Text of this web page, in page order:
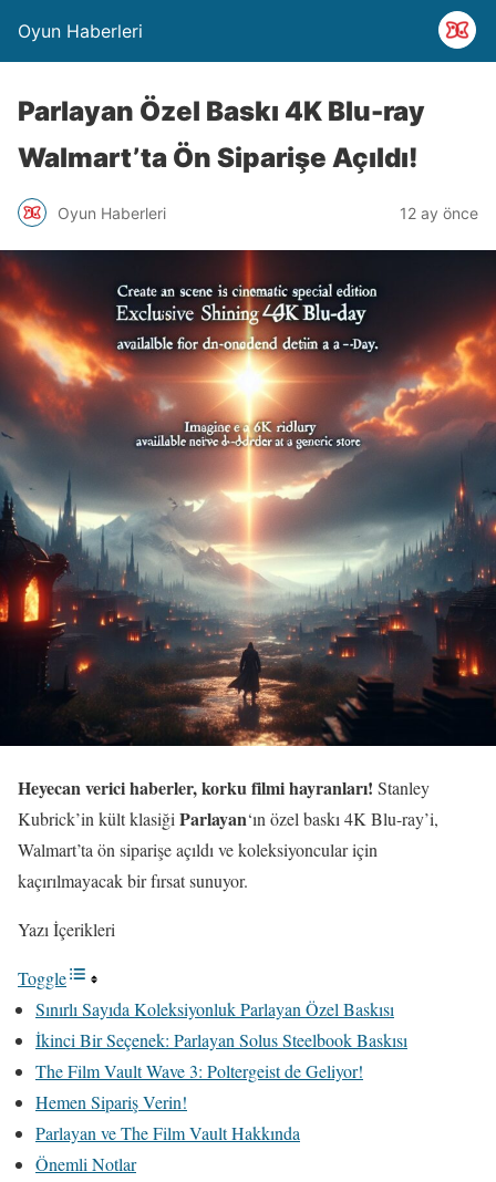
Oyun Haberleri
Parlayan Özel Baskı 4K Blu-ray
Walmart’ta Ön Siparişe Açıldı!
Oyun Haberleri 12 ay önce
Heyecan verici haberler, korku filmi hayranları! Stanley
Kubrick’in kült klasiği Parlayan‘ın özel baskı 4K Blu-ray’i,
Walmart’ta ön siparişe açıldı ve koleksiyoncular için
kaçırılmayacak bir fırsat sunuyor.
Yazı İçerikleri
Toggle
Sınırlı Sayıda Koleksiyonluk Parlayan Özel Baskısı
İkinci Bir Seçenek: Parlayan Solus Steelbook Baskısı
The Film Vault Wave 3: Poltergeist de Geliyor!
Hemen Sipariş Verin!
Parlayan ve The Film Vault Hakkında
Önemli Notlar